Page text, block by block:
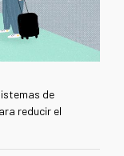
de
reducir el